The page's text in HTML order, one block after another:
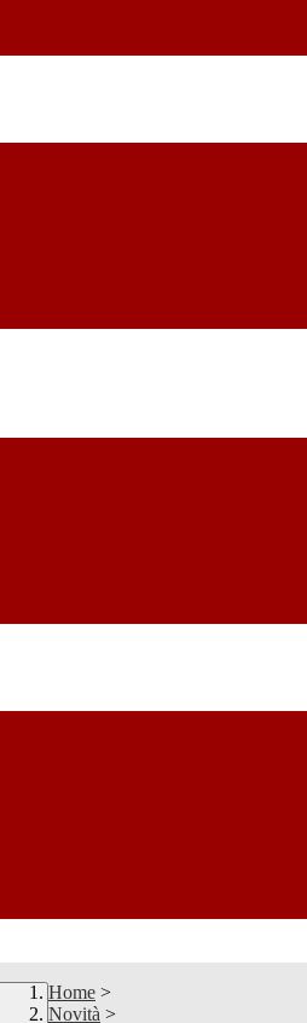
Home >
Novità >